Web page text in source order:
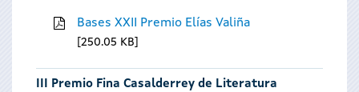
Bases XXII Premio Elías Valiña
250.05 KB
III Premio Fina Casalderrey de Literatura